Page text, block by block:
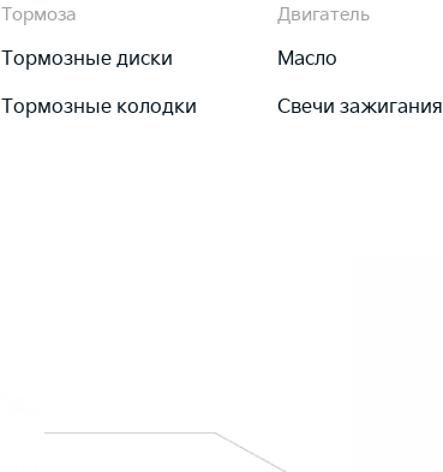
Тормоза
Тормозные диски
Тормозные колодки
Двигатель
Масло
Свечи зажигания